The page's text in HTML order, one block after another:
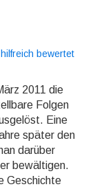
bewertet
2011 die
Folgen
Eine
später den
darüber
bewältigen.
Geschichte